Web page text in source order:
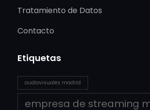
Tratamiento de Datos
Contacto
Etiquetas
audiovisuales madrid
empresa de streaming